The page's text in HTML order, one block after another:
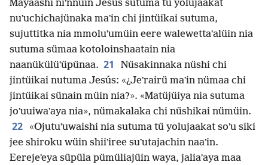
Mayaashi niʼnnüin Jesús sutuma tü yolujaakat
nuʼuchichajünaka maʼin chi jintüikai sutuma,
sujuttitka nia mmoluʼumüin eere walewettaʼalüin nia
sutuma sümaa kotoloinshaatain nia
naanükülüʼüpünaa. 21
Nüsakinnaka nüshi chi
jintüikai nutuma Jesús: «¿Jeʼrairü maʼin nümaa chi
jintüikai sünain müin nia?». «Matüjüiya nia sutuma
joʼuuiwaʼaya nia», nümakalaka chi nüshikai nümüin.
22
«Ojutuʼuwaishi nia sutuma tü yolujaakat soʼu siki
jee shiroku wüin shiiʼiree suʼutajachin naaʼin.
Eerejeʼeya süpüla pümüliajüin waya, jaliaʼaya maa